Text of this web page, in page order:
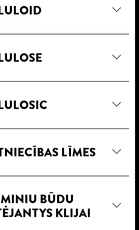
LĪMES
BŪDU
KLIJAI